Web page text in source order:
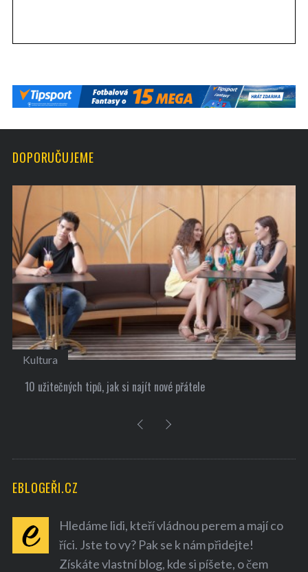
DOPORUČUJEME
Kultura
10 užitečných tipů, jak si najít nové přátele
EBLOGEŘI.CZ
Hledáme lidi, kteří vládnou perem a mají co
říci. Jste to vy? Pak se k nám přidejte!
Získáte vlastní blog, kde si píšete, o čem